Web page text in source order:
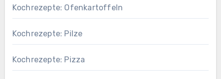
Kochrezepte: Ofenkartoffeln
Kochrezepte: Pilze
Kochrezepte: Pizza